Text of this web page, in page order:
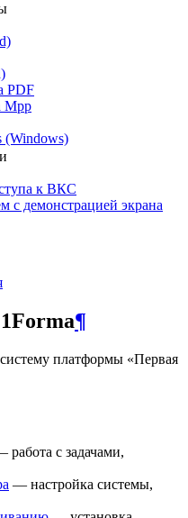
PDF
Mpp
(Windows)
к ВКС
с демонстрацией экрана
¶
платформы «Первая
работа с задачами,
— настройка системы,